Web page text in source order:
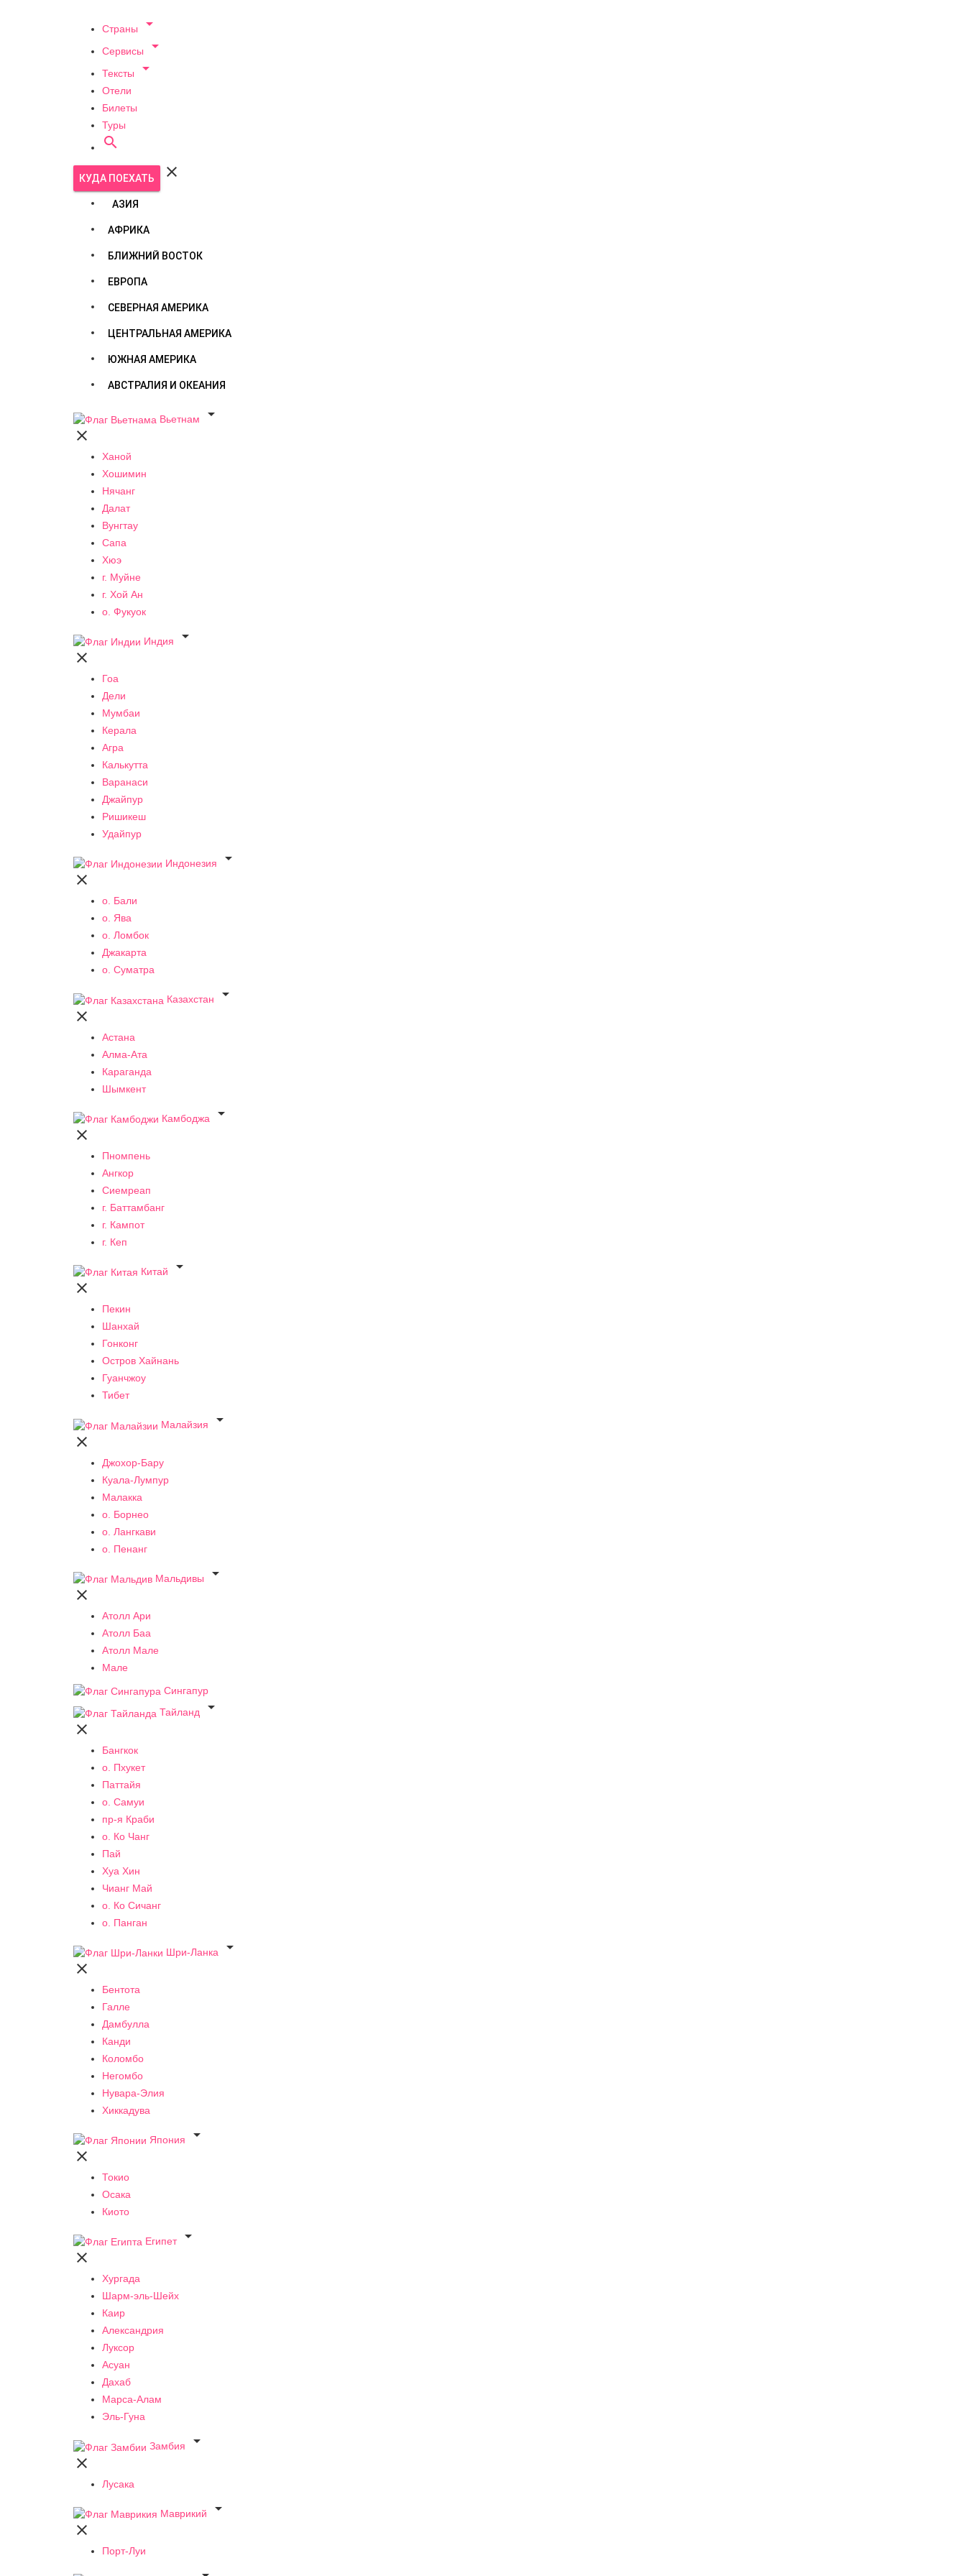
Страны 
Сервисы 
Тексты 
Отели
Билеты
Туры

КУДА ПОЕХАТЬ 
АЗИЯ
АФРИКА
БЛИЖНИЙ ВОСТОК
ЕВРОПА
СЕВЕРНАЯ АМЕРИКА
ЦЕНТРАЛЬНАЯ АМЕРИКА
ЮЖНАЯ АМЕРИКА
АВСТРАЛИЯ И ОКЕАНИЯ
Вьетнам


Ханой
Хошимин
Нячанг
Далат
Вунгтау
Сапа
Хюэ
г. Муйне
г. Хой Ан
о. Фукуок
Индия


Гоа
Дели
Мумбаи
Керала
Агра
Калькутта
Варанаси
Джайпур
Ришикеш
Удайпур
Индонезия


о. Бали
о. Ява
о. Ломбок
Джакарта
о. Суматра
Казахстан


Астана
Алма-Ата
Караганда
Шымкент
Камбоджа


Пномпень
Ангкор
Сиемреап
г. Баттамбанг
г. Кампот
г. Кеп
Китай


Пекин
Шанхай
Гонконг
Остров Хайнань
Гуанчжоу
Тибет
Малайзия


Джохор-Бару
Куала-Лумпур
Малакка
о. Борнео
о. Лангкави
о. Пенанг
Мальдивы


Атолл Ари
Атолл Баа
Атолл Мале
Мале
Сингапур
Тайланд


Бангкок
о. Пхукет
Паттайя
о. Самуи
пр-я Краби
о. Ко Чанг
Пай
Хуа Хин
Чианг Май
о. Ко Сичанг
о. Панган
Шри-Ланка


Бентота
Галле
Дамбулла
Канди
Коломбо
Негомбо
Нувара-Элия
Хиккадува
Япония


Токио
Осака
Киото
Египет


Хургада
Шарм-эль-Шейх
Каир
Александрия
Луксор
Асуан
Дахаб
Марса-Алам
Эль-Гуна
Замбия


Лусака
Маврикий


Порт-Луи